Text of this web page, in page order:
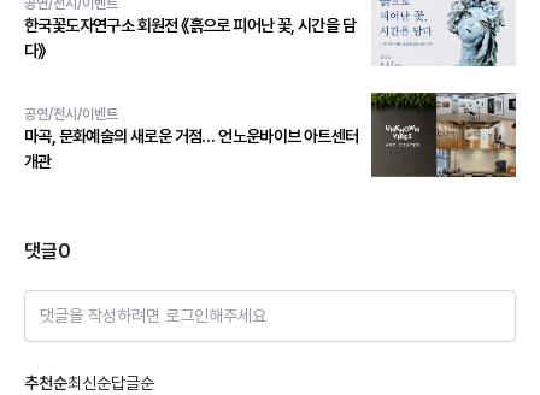
공연/전시/이벤트
한국꽃도자연구소 회원전 《흙으로 피어난 꽃, 시간을 담
다》
공연/전시/이벤트
마곡, 문화예술의 새로운 거점… 언노운바이브 아트센터
개관
댓글0
댓글을 작성하려면 로그인해주세요
추천순최신순답글순